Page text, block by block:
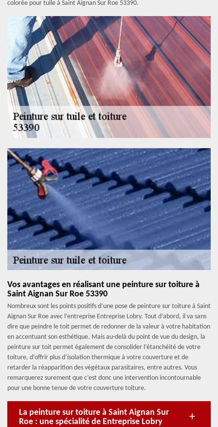
colorée pour tuile à Saint Aignan Sur Roe 53390.
Vos avantages en réalisant une peinture sur toiture à
Saint Aignan Sur Roe 53390
Nombreux sont les points positifs d’une pose de peinture sur toiture à Saint
Aignan Sur Roe avec l’entreprise Entreprise Lobry. Tout d’abord, il va sans
dire que peindre le toit permet de redonner de la valeur à votre habitation
en accentuant son esthétique. Mais au-delà du point de vue du design, la
peinture sur toit permet également de consolider l’étanchéité de votre
toiture, d’offrir plus d’isolation thermique à votre couverture et de
retarder la réapparition des végétaux parasitaires, entre autres. Vous
remarquerez surement que c’est donc une intervention incontournable
pour une bonne tenue de votre couverture toiture.
La peinture sur toiture à Saint Aignan Sur
Roe : une spécialité de Entreprise Lobry